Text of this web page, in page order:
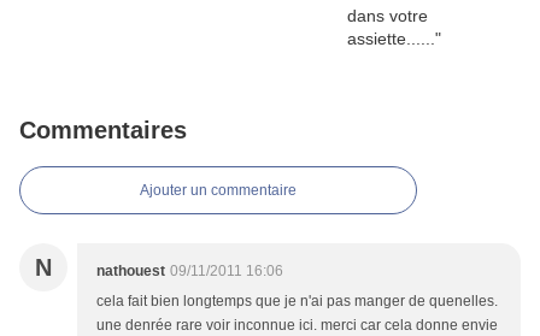
Commentaires
Ajouter un commentaire
N nathouest 09/11/2011 16:06
cela fait bien longtemps que je n'ai pas manger de quenelles.
une denrée rare voir inconnue ici. merci car cela donne envie